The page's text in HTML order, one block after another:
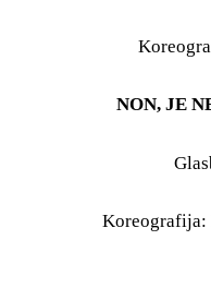
NON, JE
Koreografija: